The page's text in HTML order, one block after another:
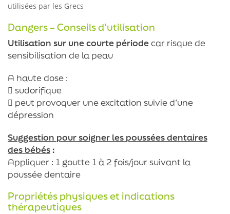
utilisées par les Grecs
Dangers – Conseils d’utilisation
Utilisation sur une courte périodecar risque de
sensibilisation de la peau
A haute dose :
 sudorifique
 peut provoquer une excitation suivie d’une
dépression
Suggestion pour soigner les poussées dentaires
des bébés :
Appliquer : 1 goutte 1 à 2 fois/jour suivant la
poussée dentaire
Propriétés physiques et indications
thérapeutiques